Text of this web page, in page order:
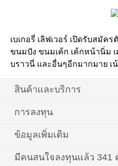
เบเกอรี่ เลิฟเวอร์ เปิดรับสมัค
ขนมปัง ขนมเค้ก เค้กหน้านิ่ม
บราวนี่ และอื่นๆอีกมากมาย เ
สินค้าและบริการ
การลงทุน
ข้อมูลเพิ่มเติม
มีคนสนใจลงทุนแล้ว 341